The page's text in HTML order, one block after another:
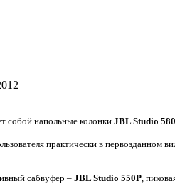
собой напольные колонки JBL Studio 580
практически в первозданном
сабвуфер – JBL Studio 550P ,